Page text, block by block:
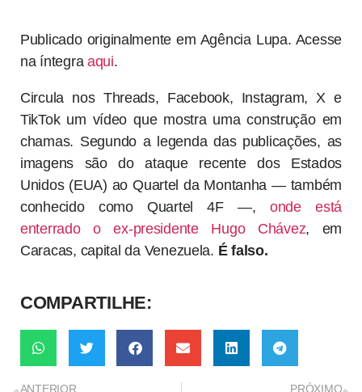
Publicado originalmente em Agência Lupa. Acesse
na íntegraaqui.
Circula nos Threads, Facebook, Instagram, X e
TikTok um vídeo que mostra uma construção em
chamas. Segundo a legenda das publicações, as
imagens são do ataque recente dos Estados
Unidos (EUA) ao Quartel da Montanha — também
conhecido como Quartel 4F —, onde está
enterrado o ex-presidente Hugo Chávez, em
Caracas, capital da Venezuela. É falso.
COMPARTILHE:
ANTERIOR PRÓXIMO